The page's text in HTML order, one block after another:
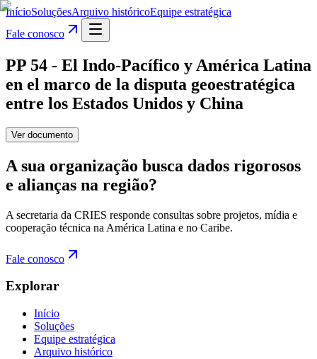
InícioSoluçõesArquivo históricoEquipe estratégica
Fale conosco
PP 54 - El Indo-Pacífico y América Latina
en el marco de la disputa geoestratégica
entre los Estados Unidos y China
Ver documento
A sua organização busca dados rigorosos
e alianças na região?
A secretaria da CRIES responde consultas sobre projetos, mídia e
cooperação técnica na América Latina e no Caribe.
Fale conosco
Explorar
Início
Soluções
Equipe estratégica
Arquivo histórico